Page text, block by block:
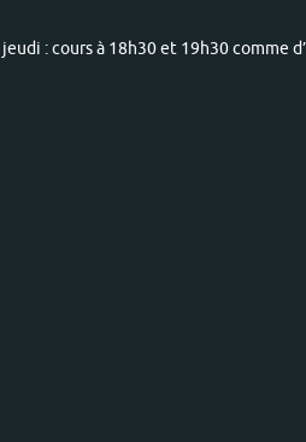
: cours à 18h30 et 19h30 comme